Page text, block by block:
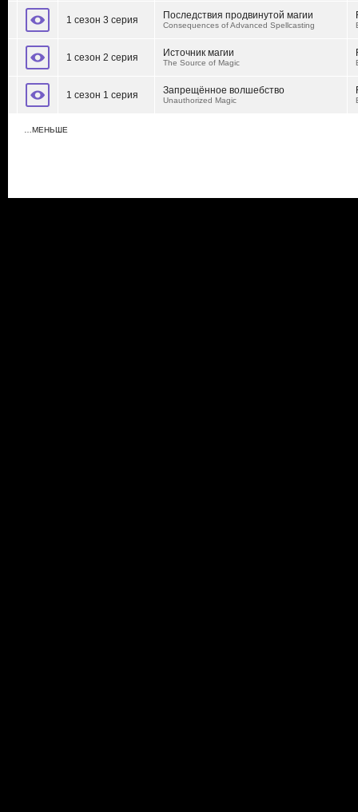
1 сезон 3 серия Последствия продвинутой магии
Consequences of Advanced Spellcasting
1 сезон 2 серия Источник магии
The Source of Magic
1 сезон 1 серия Запрещённое волшебство
Unauthorized Magic
…МЕНЬШЕ